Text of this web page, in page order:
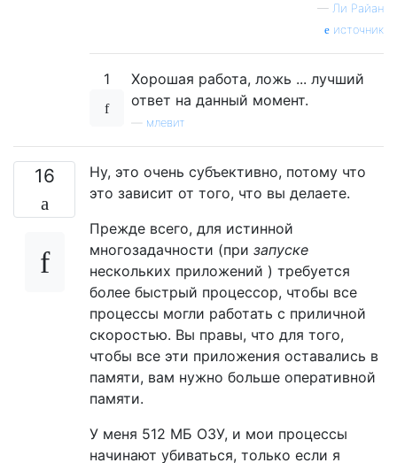
— Ли Райан
источник
1
Хорошая работа, ложь ... лучший
ответ на данный момент.
млевит
16
Ну, это очень субъективно, потому что
это зависит от того, что вы делаете.
Прежде всего, для истинной
многозадачности (при запуске
нескольких приложений ) требуется
более быстрый процессор, чтобы все
процессы могли работать с приличной
скоростью. Вы правы, что для того,
чтобы все эти приложения оставались в
памяти, вам нужно больше оперативной
памяти.
У меня 512 МБ ОЗУ, и мои процессы
начинают убиваться, только если я